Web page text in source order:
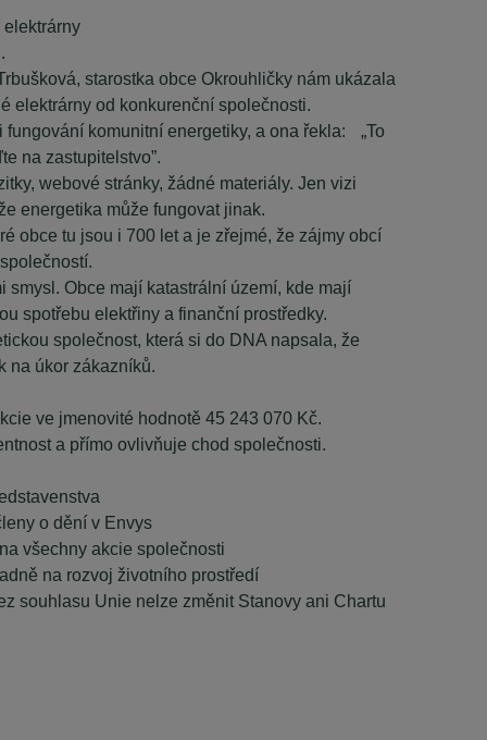
elektrárny
starostka obce Okrouhličky nám ukázala
elektrárny od konkurenční společnosti.
komunitní energetiky, a ona řekla: „To
na zastupitelstvo”.
webové stránky, žádné materiály. Jen vizi
energetika může fungovat jinak.
obce tu jsou i 700 let a je zřejmé, že zájmy obcí
smysl. Obce mají katastrální území, kde mají
spotřebu elektřiny a finanční prostředky.
společnost, která si do DNA napsala, že
na úkor zákazníků.
ve jmenovité hodnotě 45 243 070 Kč.
a přímo ovlivňuje chod společnosti.
o dění v Envys
všechny akcie společnosti
na rozvoj životního prostředí
souhlasu Unie nelze změnit Stanovy ani Chartu